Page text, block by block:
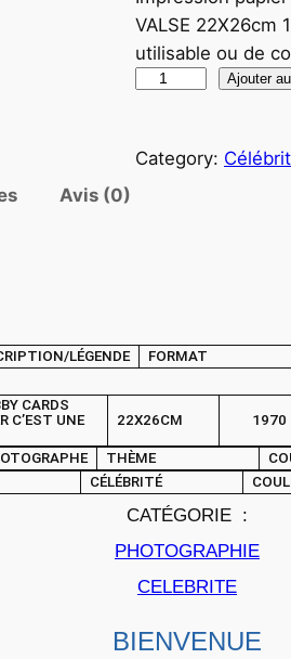
VALSE 22X26cm
utilisable ou de
n
H
O
T
O
n
é
a
Ajouter
Category:
Avis (0)
LÉGENDE FORMAT
CARDS
C’EST UNE
22X26CM 1970
THÈME
CÉLÉBRITÉ
CATÉGORIE :
PHOTOGRAPHIE
CELEBRITE
BIENVENUE